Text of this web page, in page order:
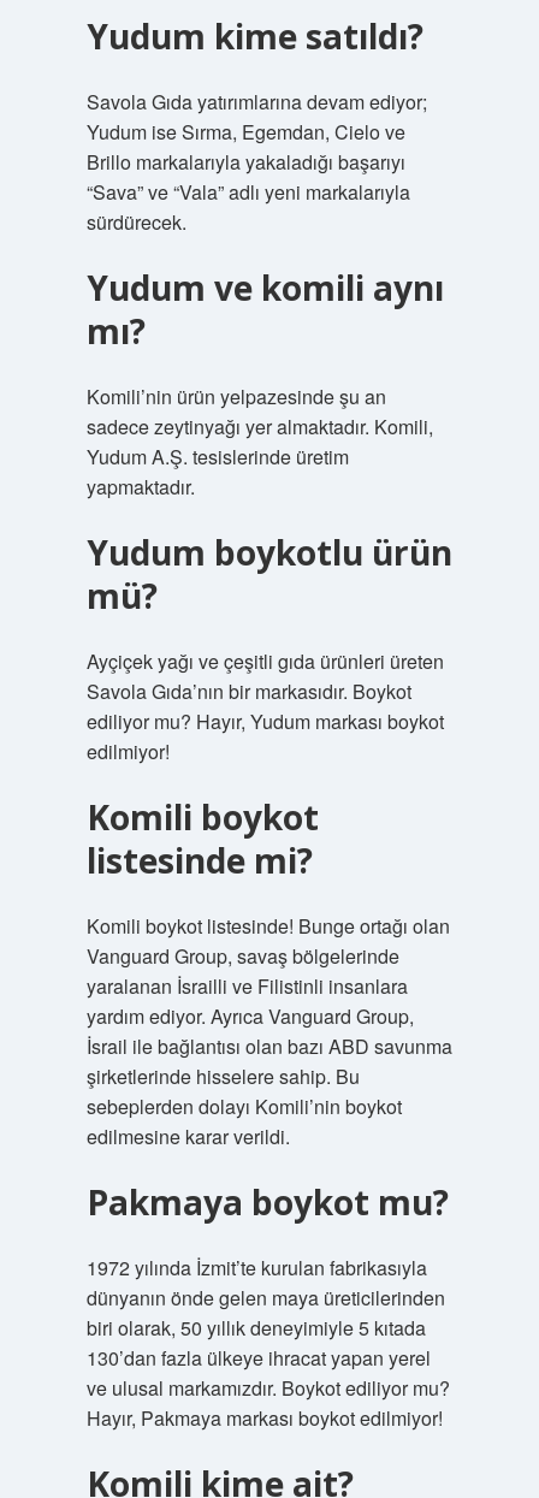
Yudum kime satıldı?
Savola Gıda yatırımlarına devam ediyor;
Yudum ise Sırma, Egemdan, Cielo ve
Brillo markalarıyla yakaladığı başarıyı
“Sava” ve “Vala” adlı yeni markalarıyla
sürdürecek.
Yudum ve komili aynı
mı?
Komili’nin ürün yelpazesinde şu an
sadece zeytinyağı yer almaktadır. Komili,
Yudum A.Ş. tesislerinde üretim
yapmaktadır.
Yudum boykotlu ürün
mü?
Ayçiçek yağı ve çeşitli gıda ürünleri üreten
Savola Gıda’nın bir markasıdır. Boykot
ediliyor mu? Hayır, Yudum markası boykot
edilmiyor!
Komili boykot
listesinde mi?
Komili boykot listesinde! Bunge ortağı olan
Vanguard Group, savaş bölgelerinde
yaralanan İsrailli ve Filistinli insanlara
yardım ediyor. Ayrıca Vanguard Group,
İsrail ile bağlantısı olan bazı ABD savunma
şirketlerinde hisselere sahip. Bu
sebeplerden dolayı Komili’nin boykot
edilmesine karar verildi.
Pakmaya boykot mu?
1972 yılında İzmit’te kurulan fabrikasıyla
dünyanın önde gelen maya üreticilerinden
biri olarak, 50 yıllık deneyimiyle 5 kıtada
130’dan fazla ülkeye ihracat yapan yerel
ve ulusal markamızdır. Boykot ediliyor mu?
Hayır, Pakmaya markası boykot edilmiyor!
Komili kime ait?